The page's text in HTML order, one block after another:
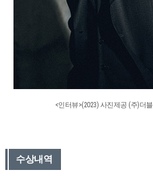
<인터뷰>(2023) 사진제공 (주)더
수상내역